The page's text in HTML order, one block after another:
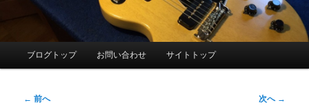
イ
ブログトップ お問い合わせ サイトトップ
投
← 前へ 次へ →